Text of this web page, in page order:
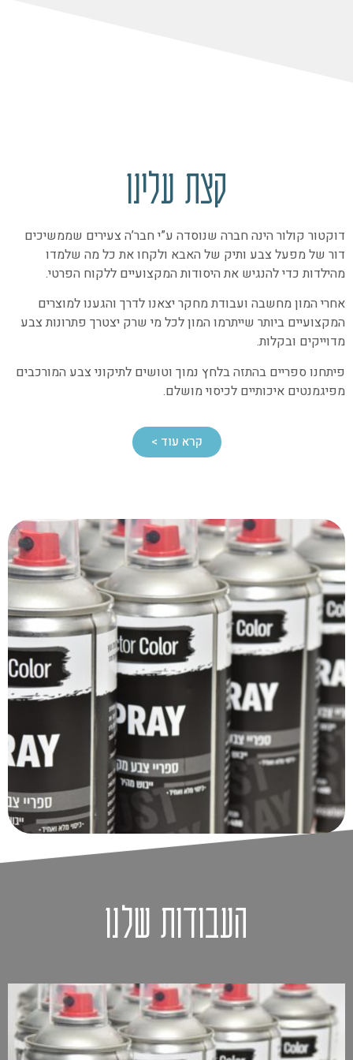
קצת עלינו
דוקטור קולור הינה חברה שנוסדה ע”י חבר’ה צעירים שממשיכים
דור של מפעל צבע ותיק של האבא ולקחו את כל מה שלמדו
מהילדות כדי להנגיש את היסודות המקצועיים ללקוח הפרטי.
אחרי המון מחשבה ועבודת מחקר יצאנו לדרך והגענו למוצרים
המקצועיים ביותר שייתרמו המון לכל מי שרק יצטרך פתרונות צבע
מדוייקים ובקלות.
פיתחנו ספריים בהתזה בלחץ נמוך וטושים לתיקוני צבע המורכבים
מפיגמנטים איכותיים לכיסוי מושלם.
קרא עוד >
העבודות שלנו